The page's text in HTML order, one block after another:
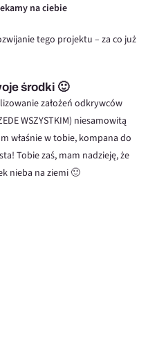
na ciebie
tego projektu – za co już
środki 🙂
założeń odkrywców
WSZYSTKIM) niesamowitą
właśnie w tobie, kompana do
Tobie zaś, mam nadzieję, że
nieba na ziemi 🙂